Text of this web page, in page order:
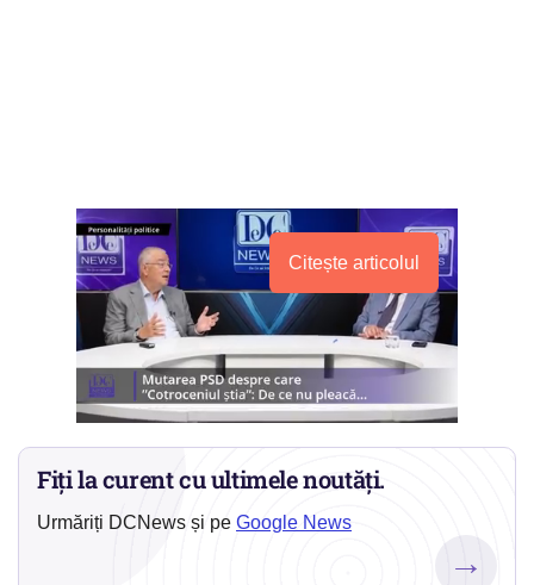
Citește articolul
Fiți la curent cu ultimele noutăți.
Urmăriți DCNews și pe Google News
→